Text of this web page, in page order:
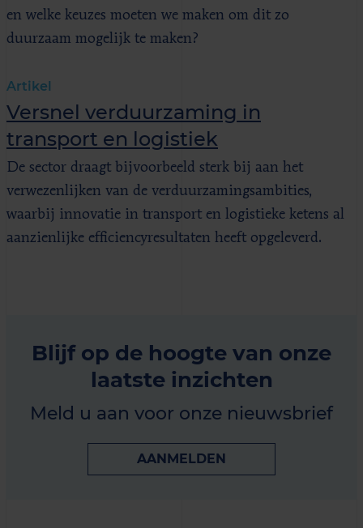
en welke keuzes moeten we maken om dit zo
duurzaam mogelijk te maken?
Artikel
Versnel verduurzaming in
transport en logistiek
De sector draagt bijvoorbeeld sterk bij aan het
verwezenlijken van de verduurzamingsambities,
waarbij innovatie in transport en logistieke ketens al
aanzienlijke efficiencyresultaten heeft opgeleverd.
Blijf op de hoogte van onze
laatste inzichten
Meld u aan voor onze nieuwsbrief
AANMELDEN